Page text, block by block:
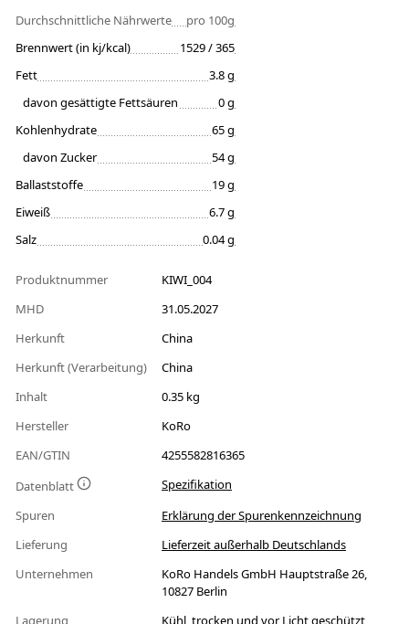
Durchschnittliche Nährwerte
pro 100g
Brennwert (in kj/kcal)
1529 / 365
Fett
3.8 g
davon gesättigte Fettsäuren
0 g
Kohlenhydrate
65 g
davon Zucker
54 g
Ballaststoffe
19 g
Eiweiß
6.7 g
Salz
0.04 g
Produktnummer
KIWI_004
MHD
31.05.2027
Herkunft
China
Herkunft (Verarbeitung)
China
Inhalt
0.35 kg
Hersteller
KoRo
EAN/GTIN
4255582816365
Datenblatt
Spezifikation
Spuren
Erklärung der Spurenkennzeichnung
Lieferung
Lieferzeit außerhalb Deutschlands
Unternehmen
KoRo Handels GmbH Hauptstraße 26,
10827 Berlin
Lagerung
Kühl, trocken und vor Licht geschützt